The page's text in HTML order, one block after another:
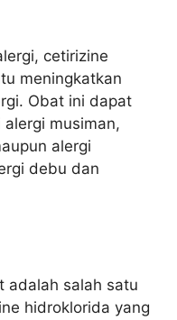
cetirizine
meningkatkan
Obat ini dapat
musiman,
alergi
debu dan
adalah salah satu
hidroklorida yang